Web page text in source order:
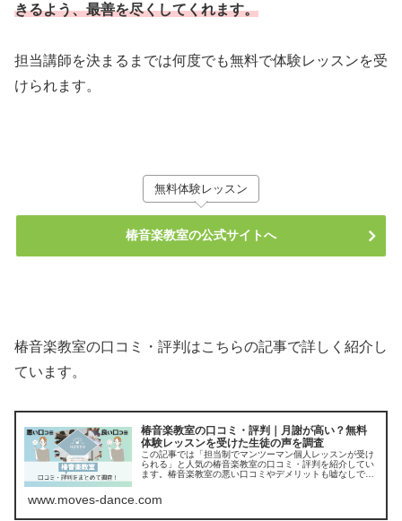
きるよう、最善を尽くしてくれます。
担当講師を決まるまでは何度でも無料で体験レッスンを受
けられます。
無料体験レッスン
椿音楽教室の公式サイトへ
椿音楽教室の口コミ・評判はこちらの記事で詳しく紹介し
ています。
椿音楽教室の口コミ・評判｜月謝が高い？無料
体験レッスンを受けた生徒の声を調査
この記事では「担当制でマンツーマン個人レッスンが受け
られる」と人気の椿音楽教室の口コミ・評判を紹介してい
ます。椿音楽教室の悪い口コミやデメリットも嘘なしで正
www.moves-dance.com